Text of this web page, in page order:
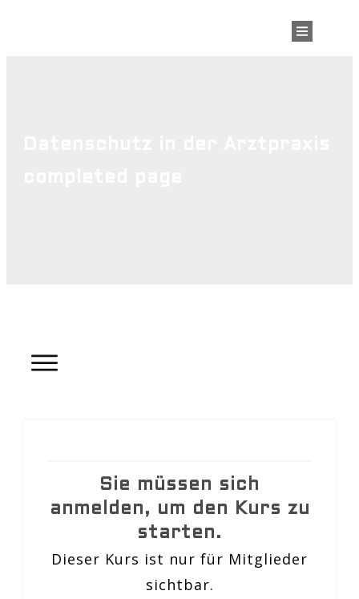
Sie müssen sich
anmelden, um den Kurs zu
starten.
Dieser Kurs ist nur für Mitglieder
sichtbar.